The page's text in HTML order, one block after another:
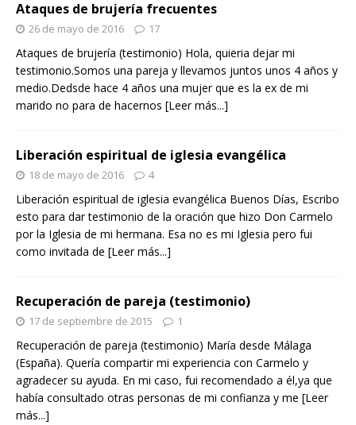
Ataques de brujería frecuentes
26 de mayo de 2016 17
Ataques de brujería (testimonio) Hola, quieria dejar mi
testimonio.Somos una pareja y llevamos juntos unos 4 años y
medio.Dedsde hace 4 años una mujer que es la ex de mi
marido no para de hacernos [Leer más...]
Liberación espiritual de iglesia evangélica
18 de mayo de 2016 4
Liberación espiritual de iglesia evangélica Buenos Días, Escribo
esto para dar testimonio de la oración que hizo Don Carmelo
por la Iglesia de mi hermana. Esa no es mi Iglesia pero fui
como invitada de [Leer más...]
Recuperación de pareja (testimonio)
17 de septiembre de 2015 1
Recuperación de pareja (testimonio) María desde Málaga
(España). Quería compartir mi experiencia con Carmelo y
agradecer su ayuda. En mi caso, fui recomendado a él,ya que
había consultado otras personas de mi confianza y me [Leer
más...]